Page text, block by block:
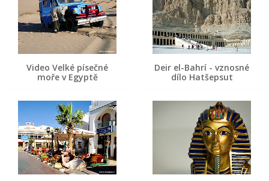
Video Velké písečné
moře v Egyptě
Deir el-Bahrí - vznosné
dílo Hatšepsut